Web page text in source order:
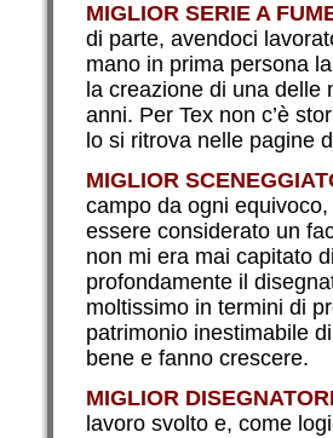
MIGLIOR SERIE A
di parte, avendoci
mano in prima persona
la creazione di una
anni. Per Tex non c’è
lo si ritrova nelle pagine
MIGLIOR
campo da ogni
essere considerato un
non mi era mai capitato
profondamente il
moltissimo in termini di
patrimonio inestimabile
bene e fanno crescere.
MIGLIOR
lavoro svolto e, come